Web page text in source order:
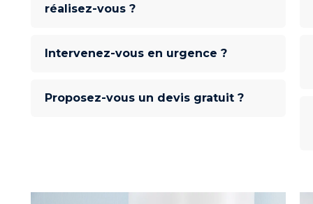
réalisez-vous ?
Intervenez-vous en urgence ?
Proposez-vous un devis gratuit ?